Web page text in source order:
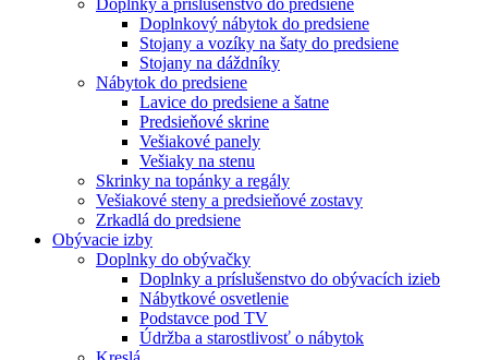
Doplnkový nábytok do predsiene
Stojany a vozíky na šaty do predsiene
Stojany na dáždníky
Nábytok do predsiene
Lavice do predsiene a šatne
Predsieňové skrine
Vešiakové panely
Vešiaky na stenu
Skrinky na topánky a regály
Vešiakové steny a predsieňové zostavy
Zrkadlá do predsiene
Obývacie izby
Doplnky do obývačky
Doplnky a príslušenstvo do obývacích izieb
Nábytkové osvetlenie
Podstavce pod TV
Údržba a starostlivosť o nábytok